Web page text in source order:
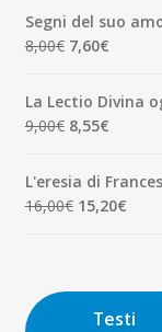
originale
era:
è:
Segni del suo
8,00€ Il
originale
era:
7,60€Il
attuale
è:
La Lectio Divina
9,00€ Il
originale
era:
8,55€Il
attuale
è:
L'eresia di
16,00€ Il
15,20€Il
Testi